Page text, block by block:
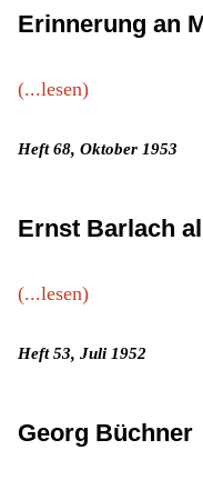
Erinnerung an
(...lesen)
Heft 68, Oktober 1953
Ernst Barlach
(...lesen)
Heft 53, Juli 1952
Georg Büchner